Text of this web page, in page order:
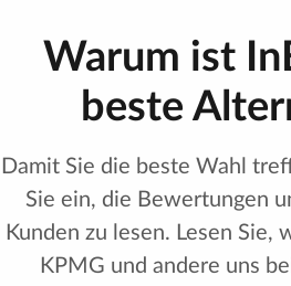
Warum ist
beste
Damit Sie die beste Wahl
Sie ein, die Bewertungen
Kunden zu lesen. Lesen Sie,
KPMG und andere uns